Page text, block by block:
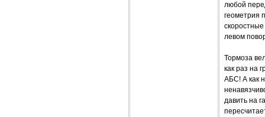
любой
геометрия
левом
Тормоза
как раз на
АБС! А как
давить на